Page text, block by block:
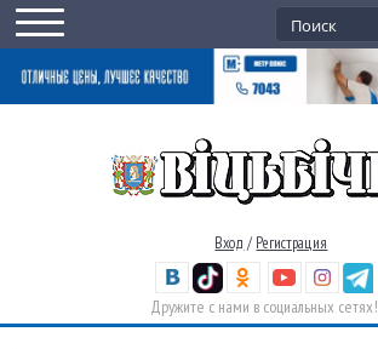
Вход / Регистрация
Дружите с нами в социальных сетях!